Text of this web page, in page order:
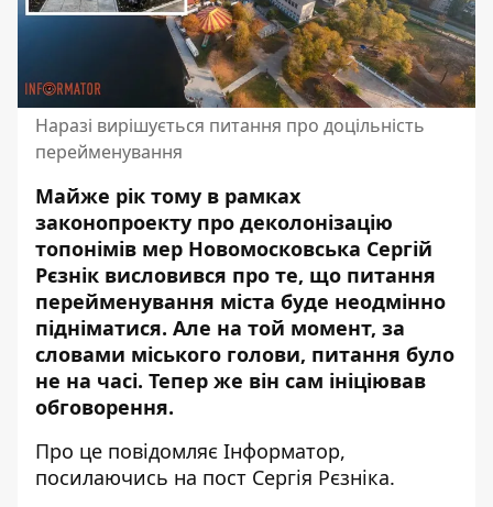
Наразі вирішується питання про доцільність
перейменування
Майже рік тому в рамках
законопроекту про деколонізацію
топонімів мер Новомосковська Сергій
Рєзнік висловився про те, що питання
перейменування міста буде неодмінно
підніматися. Але на той момент, за
словами міського голови, питання було
не на часі. Тепер же він сам ініціював
обговорення.
Про це повідомляє Інформатор,
посилаючись на пост Сергія Рєзніка.